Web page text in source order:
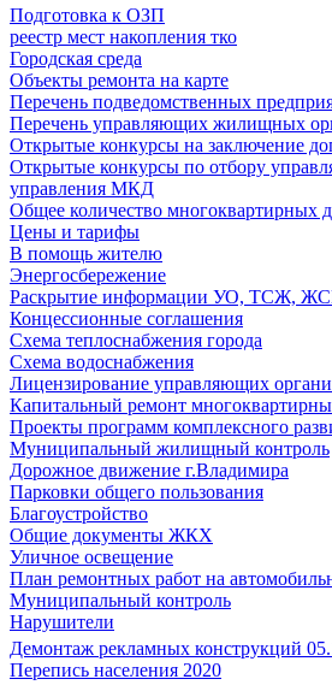
Подготовка к ОЗП
реестр мест накопления тко
Городская среда
Объекты ремонта на карте
Перечень подведомственных
Перечень управляющих жилищных
Открытые конкурсы на заключение
Открытые конкурсы по отбору
управления МКД
Общее количество многоквартирных
Цены и тарифы
В помощь жителю
Энергосбережение
Раскрытие информации УО, ТСЖ,
Концессионные соглашения
Схема теплоснабжения города
Схема водоснабжения
Лицензирование управляющих
Капитальный ремонт
Проекты программ комплексного
Муниципальный жилищный контроль
Дорожное движение г.Владимира
Парковки общего пользования
Благоустройство
Общие документы ЖКХ
Уличное освещение
План ремонтных работ на
Муниципальный контроль
Нарушители
Демонтаж рекламных конструкций
Перепись населения 2020